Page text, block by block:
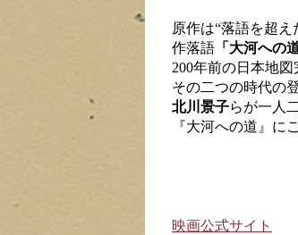
原作は“落語を超
作落語 「大河への
200年前の日本地
その二つの時代の
北川景子らが一人
『大河への道』に
映画公式サイト